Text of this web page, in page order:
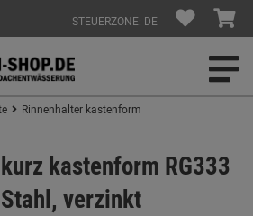
STEUERZONE: DE
Rinnenhalter kastenform
kastenform RG333
verzinkt